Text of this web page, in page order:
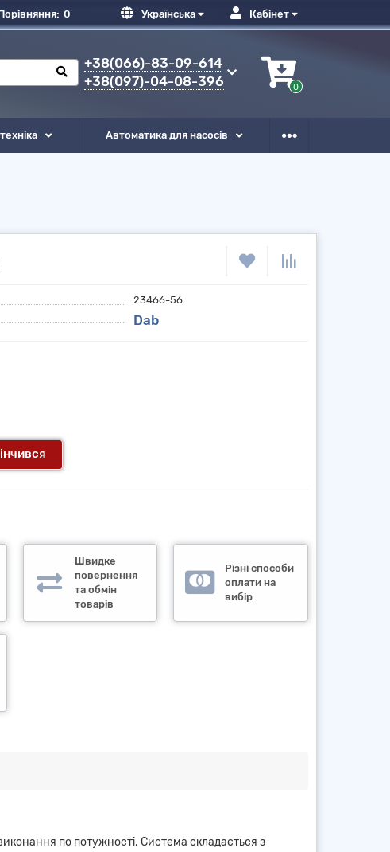
Кабінет
Українська
0
+38(066)-83-09-614
+38(097)-04-08-396
0
Автоматика для насосів
23466-56
Dab
Швидке
повернення
та обмін
товарів
Різні способи
оплати на
вибір
по потужності. Система складається з